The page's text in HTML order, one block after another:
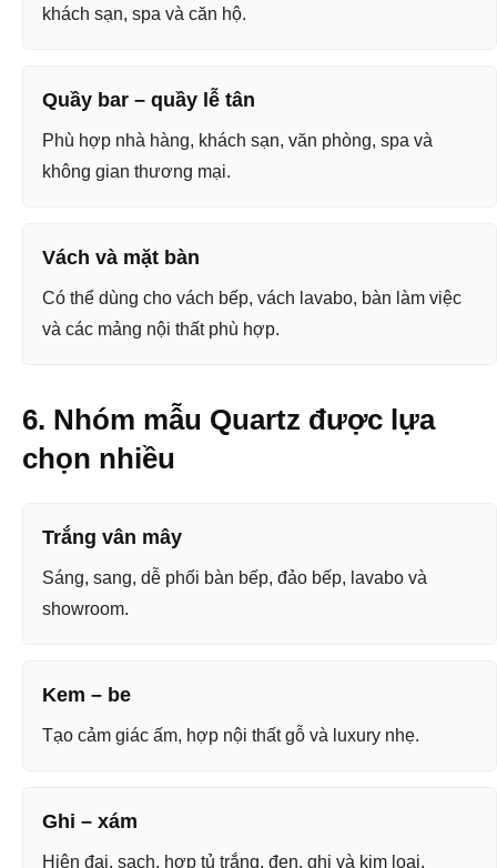
khách sạn, spa và căn hộ.
Quầy bar – quầy lễ tân
Phù hợp nhà hàng, khách sạn, văn phòng, spa và
không gian thương mại.
Vách và mặt bàn
Có thể dùng cho vách bếp, vách lavabo, bàn làm việc
và các mảng nội thất phù hợp.
6. Nhóm mẫu Quartz được lựa
chọn nhiều
Trắng vân mây
Sáng, sang, dễ phối bàn bếp, đảo bếp, lavabo và
showroom.
Kem – be
Tạo cảm giác ấm, hợp nội thất gỗ và luxury nhẹ.
Ghi – xám
Hiện đại, sạch, hợp tủ trắng, đen, ghi và kim loại.